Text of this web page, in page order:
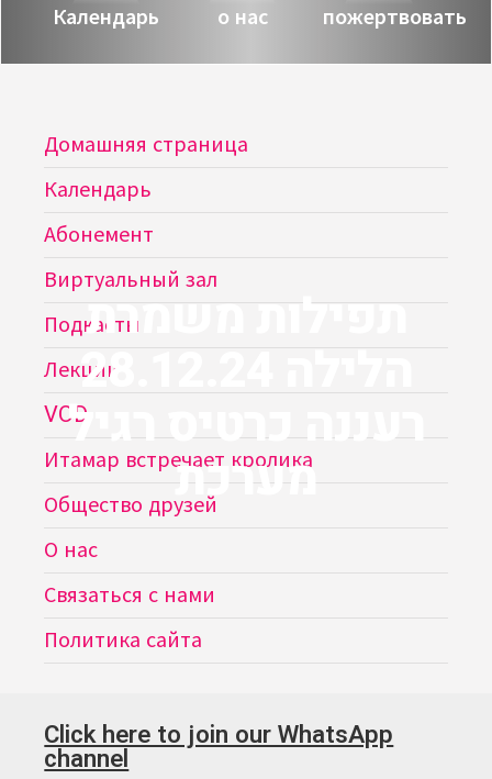
תפילות משמרת
הלילה 28.12.24
רעננה כרטיס רגיל
מערכת
Календарь о нас пожертвовать
Домашняя страница
Календарь
Абонемент
Виртуальный зал
Подкасты
Лекции
VOD
Итамар встречает кролика
Общество друзей
О нас
Связаться с нами
Политика сайта
Click here to join our WhatsApp
channel